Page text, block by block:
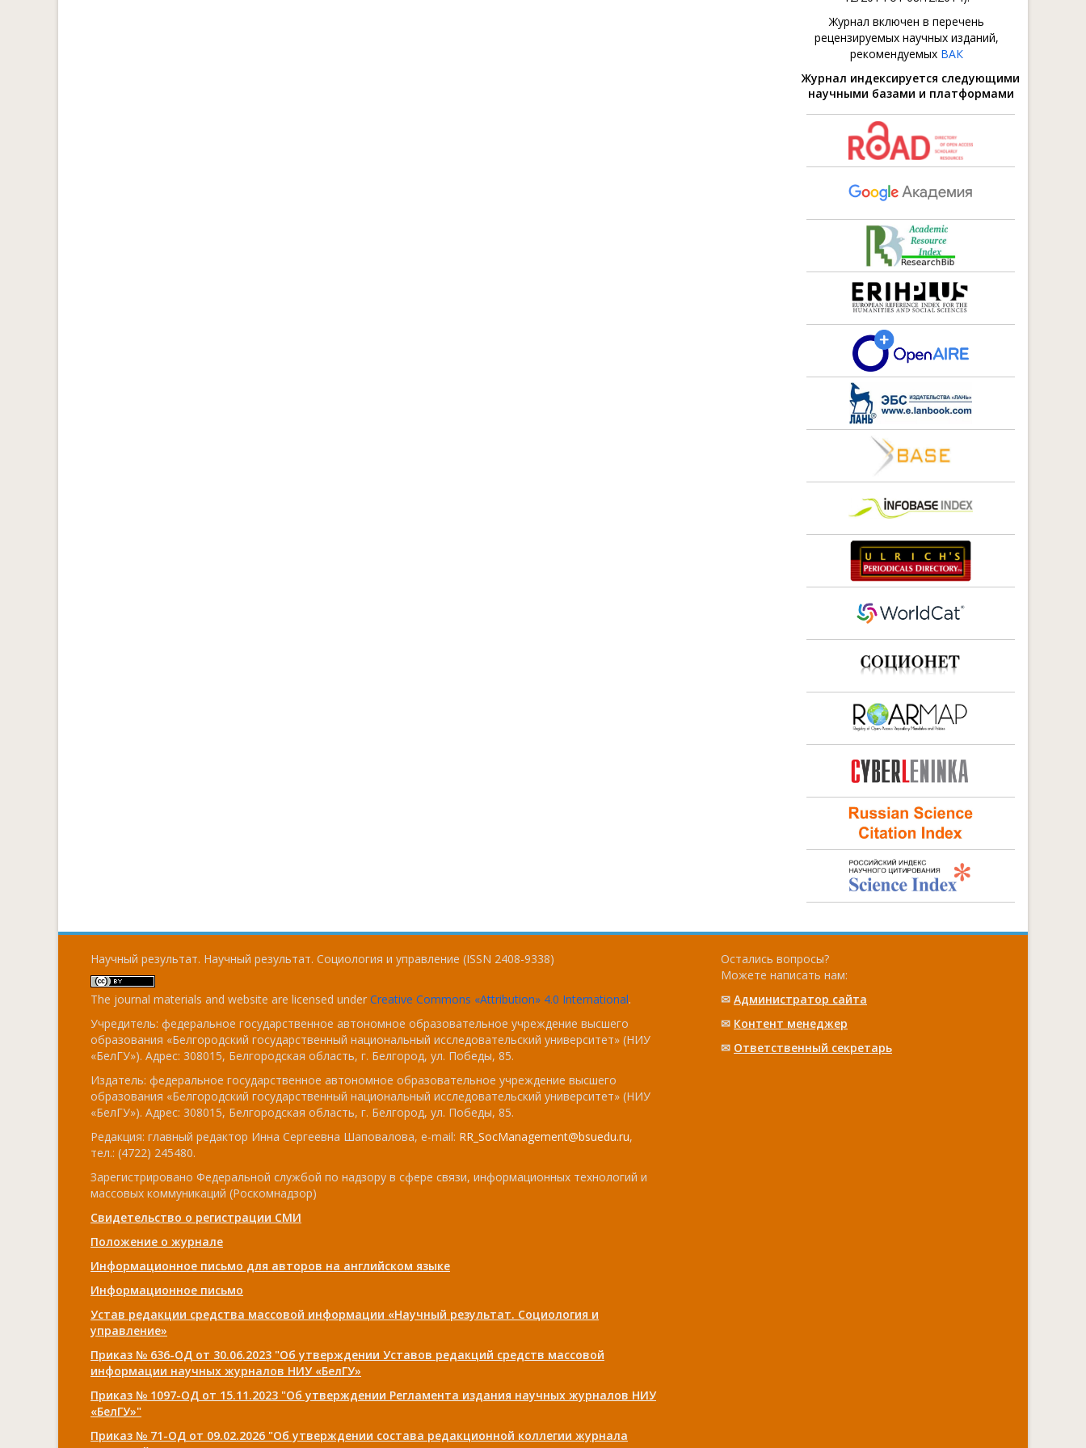
Журнал включен в перечень
рецензируемых научных изданий,
рекомендуемых ВАК
Журнал индексируется следующими
научными базами и платформами
Научный результат. Научный результат. Социология и управление (ISSN 2408-9338)
The journal materials and website are licensed under Creative Commons «Attribution» 4.0 International.
Учредитель: федеральное государственное автономное образовательное учреждение высшего
образования «Белгородский государственный национальный исследовательский университет» (НИУ
«БелГУ»). Адрес: 308015, Белгородская область, г. Белгород, ул. Победы, 85.
Издатель: федеральное государственное автономное образовательное учреждение высшего
образования «Белгородский государственный национальный исследовательский университет» (НИУ
«БелГУ»). Адрес: 308015, Белгородская область, г. Белгород, ул. Победы, 85.
Редакция: главный редактор Инна Сергеевна Шаповалова, e-mail: RR_SocManagement@bsuedu.ru,
тел.: (4722) 245480.
Зарегистрировано Федеральной службой по надзору в сфере связи, информационных технологий и
массовых коммуникаций (Роскомнадзор)
Свидетельство о регистрации СМИ
Положение о журнале
Информационное письмо для авторов на английском языке
Информационное письмо
Устав редакции средства массовой информации «Научный результат. Социология и
управление»
Приказ № 636-ОД от 30.06.2023 "Об утверждении Уставов редакций средств массовой
информации научных журналов НИУ «БелГУ»
Приказ № 1097-ОД от 15.11.2023 "Об утверждении Регламента издания научных журналов НИУ
«БелГУ»"
Приказ № 71-ОД от 09.02.2026 "Об утверждении состава редакционной коллегии журнала
Остались вопросы?
Можете написать нам:
✉ Администратор сайта
✉ Контент менеджер
✉ Ответственный cекретарь